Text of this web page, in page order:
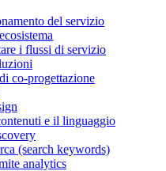
del servizio
i flussi di servizio
co-progettazione
e il linguaggio
(search keywords)
analytics